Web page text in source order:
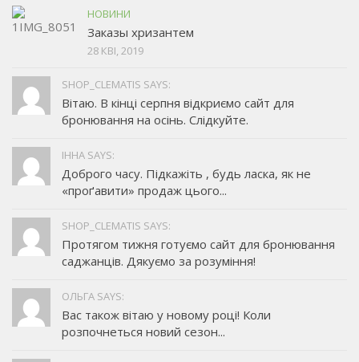
НОВИНИ
Заказы хризантем
28 КВІ, 2019
SHOP_CLEMATIS SAYS:
Вітаю. В кінці серпня відкриємо сайт для
бронювання на осінь. Слідкуйте.
ІННА SAYS:
Доброго часу. Підкажіть , будь ласка, як не
«проґавити» продаж цього...
SHOP_CLEMATIS SAYS:
Протягом тижня готуємо сайт для бронювання
саджанців. Дякуємо за розуміння!
ОЛЬГА SAYS:
Вас також вітаю у новому році! Коли
розпочнеться новий сезон...